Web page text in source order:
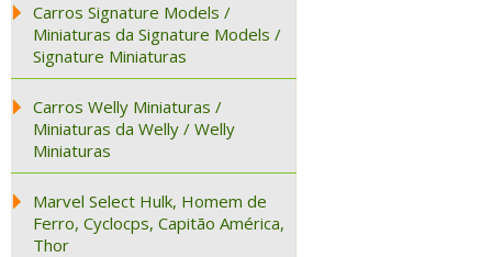
Carros Signature Models /
Miniaturas da Signature Models /
Signature Miniaturas
Carros Welly Miniaturas /
Miniaturas da Welly / Welly
Miniaturas
Marvel Select Hulk, Homem de
Ferro, Cyclocps, Capitão América,
Thor